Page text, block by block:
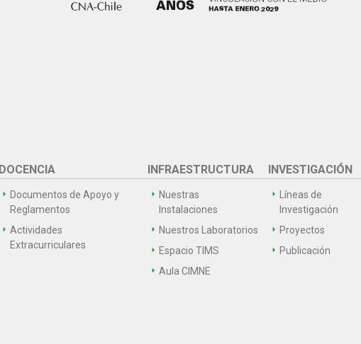
DOCENCIA
Documentos de Apoyo y
Reglamentos
Actividades
Extracurriculares
INFRAESTRUCTURA
Nuestras
Instalaciones
Nuestros Laboratorios
Espacio TIMS
Aula CIMNE
INVESTIGACIÓN
Líneas de
Investigación
Proyectos
Publicación